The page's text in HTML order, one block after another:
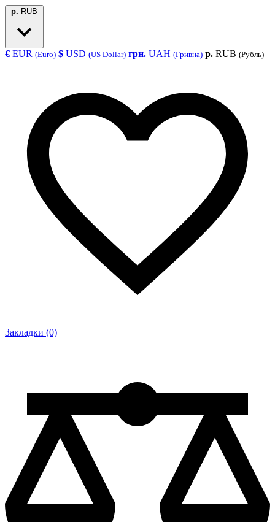
р. RUB
€ EUR (Euro) $ USD (US Dollar) грн. UAH (Гривна) р. RUB (Рубль)
Закладки (0)